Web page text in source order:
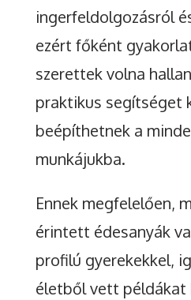
ingerfeldolgozásról
ezért főként
szerettek volna
praktikus segítséget
beépíthetnek a
munkájukba.
Ennek megfelelően,
érintett édesanyák
profilú gyerekekkel,
életből vett példákat